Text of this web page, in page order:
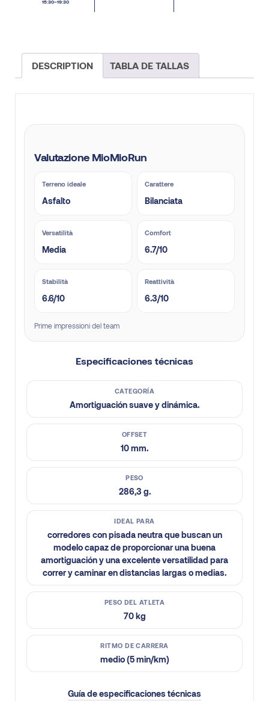
15:30–19:30
DESCRIPTION TABLA DE TALLAS
Valutazione MioMioRun
Terreno ideale
Asfalto
Carattere
Bilanciata
Versatilità
Media
Comfort
6.7/10
Stabilità
6.6/10
Reattività
6.3/10
Prime impressioni del team
Especificaciones técnicas
CATEGORÍA
Amortiguación suave y dinámica.
OFFSET
10 mm.
PESO
286,3 g.
IDEAL PARA
corredores con pisada neutra que buscan un
modelo capaz de proporcionar una buena
amortiguación y una excelente versatilidad para
correr y caminar en distancias largas o medias.
PESO DEL ATLETA
70 kg
RITMO DE CARRERA
medio (5 min/km)
Guía de especificaciones técnicas